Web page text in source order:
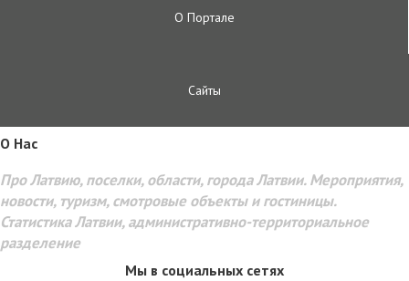
О Портале
Сайты
O Hac
Про Латвию, поселки, области, города Латвии. Мероприятия,
новости, туризм, смотровые объекты и гостиницы.
Статистика Латвии, административно-территориальное
разделение
Мы в социальных сетях